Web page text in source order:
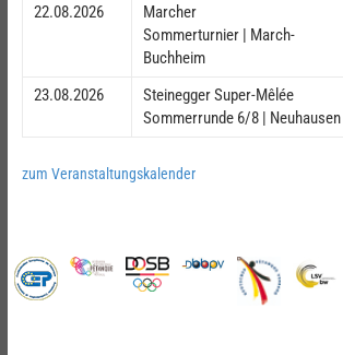
22.08.2026
Marcher
Sommerturnier | March-
Buchheim
23.08.2026
Steinegger Super-Mêlée
Sommerrunde 6/8 | Neuhausen
zum Veranstaltungskalender